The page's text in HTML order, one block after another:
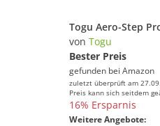
von Togu
Bester Preis
gefunden bei Amazon
zuletzt überprüft am
Preis kann sich seitdem
16% Ersparnis
Weitere Angebote: